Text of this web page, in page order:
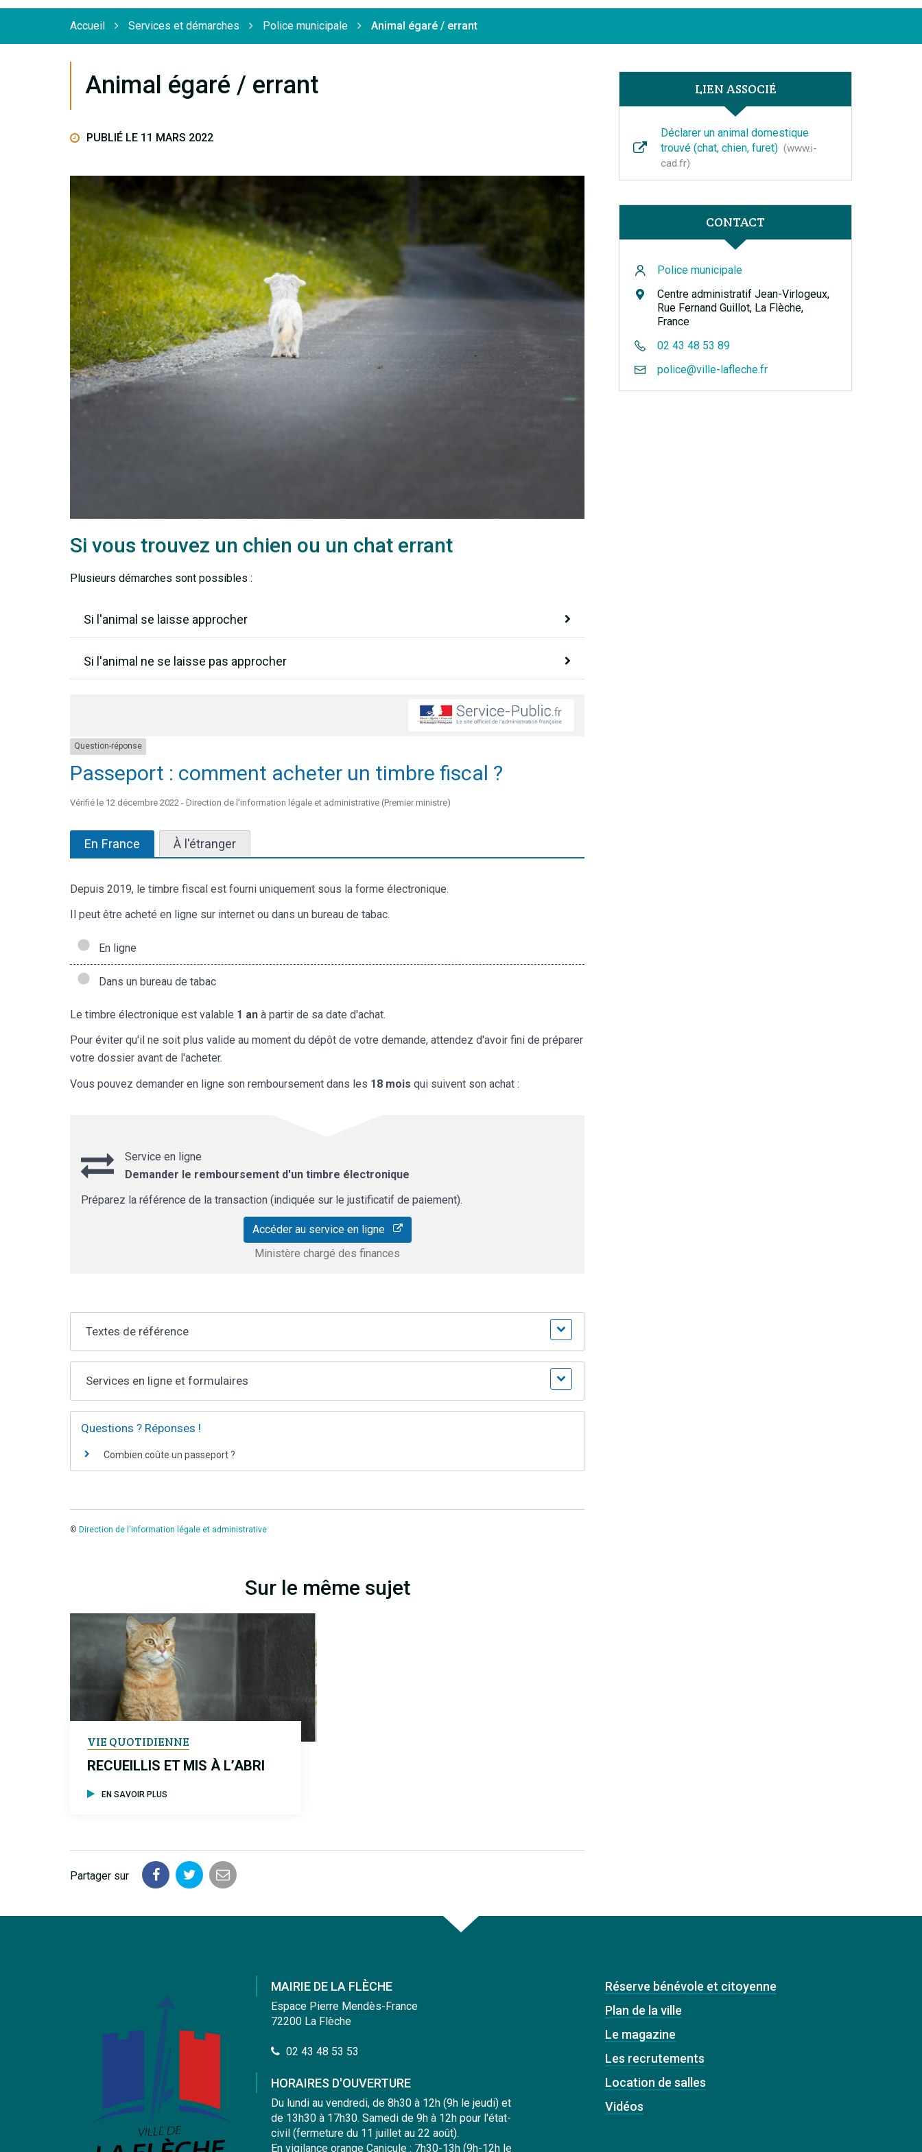
FacebookInstagram
LinkedinYoutube
Flèche
Accueil Services et démarches Police municipale Animal égaré / errant
Animal égaré / errant
PUBLIÉ LE 11 MARS 2022
Si vous trouvez un chien ou un chat errant
Plusieurs démarches sont possibles :
Si l'animal se laisse approcher
Si l'animal ne se laisse pas approcher
Question-réponse
Passeport : comment acheter un timbre fiscal ?
Vérifié le 12 décembre 2022 - Direction de l'information légale et administrative (Premier ministre)
En France À l'étranger
Depuis 2019, le timbre fiscal est fourni uniquement sous la forme électronique.
Il peut être acheté en ligne sur internet ou dans un bureau de tabac.
En ligne
Dans un bureau de tabac
Le timbre électronique est valable 1 an à partir de sa date d'achat.
Pour éviter qu'il ne soit plus valide au moment du dépôt de votre demande, attendez d'avoir fini de préparer
votre dossier avant de l'acheter.
Vous pouvez demander en ligne son remboursement dans les 18 mois qui suivent son achat :
Service en ligne
Demander le remboursement d'un timbre électronique
Préparez la référence de la transaction (indiquée sur le justificatif de paiement).
Accéder au service en ligne
Ministère chargé des finances
Textes de référence
Services en ligne et formulaires
Questions ? Réponses !
Combien coûte un passeport ?
© Direction de l'information légale et administrative
LIEN ASSOCIÉ
Déclarer un animal domestique
trouvé (chat, chien, furet)
www.i-
cad.fr
CONTACT
Police municipale
Centre administratif Jean-Virlogeux,
Rue Fernand Guillot, La Flèche,
France
02 43 48 53 89
police@ville-lafleche.fr
Sur le même sujet
VIE QUOTIDIENNE
RECUEILLIS ET MIS À L’ABRI
EN SAVOIR PLUS
Partager sur
Partager
Facebook
Partager
Twitter
Partager
email
MAIRIE DE LA FLÈCHE
Espace Pierre Mendès-France
72200 La Flèche
02 43 48 53 53
HORAIRES D'OUVERTURE
Du lundi au vendredi, de 8h30 à 12h (9h le jeudi) et
de 13h30 à 17h30. Samedi de 9h à 12h pour l'état-
civil (fermeture du 11 juillet au 22 août).
En vigilance orange Canicule : 7h30-13h (9h-12h le
Réserve bénévole et citoyenne
Plan de la ville
Le magazine
Les recrutements
Location de salles
Vidéos